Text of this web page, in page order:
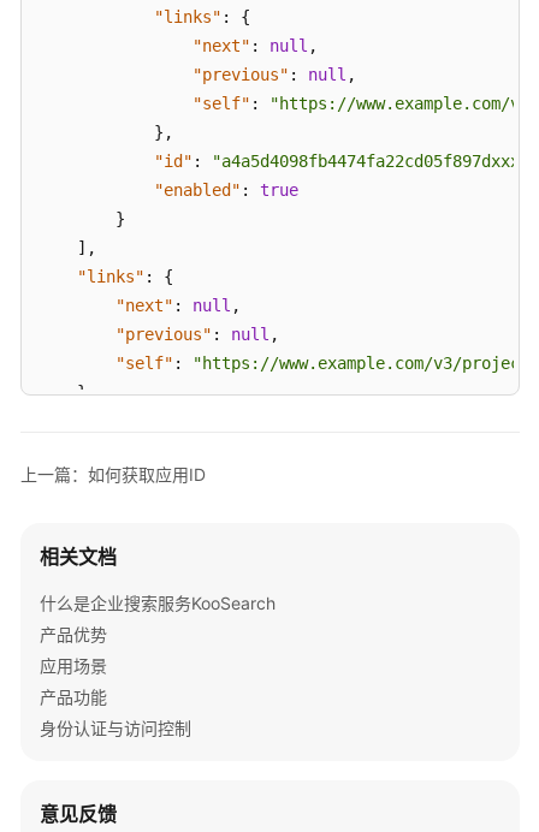
码
ID
取
目
ID
名
称
帮
"links" :
{
"next" : null ,
"previous" : null ,
"self" :
"https://www.example.com/
} ,
"id" :
"a4a5d4098fb4474fa22cd05f897dxxxx"
"enabled" :
true
}
] ,
"links" :
{
"next" : null ,
"previous" : null ,
"self" :
"https://www.example.com/v3/
}
上一篇：如何获取应用ID
相关文档
什么是企业搜索服务KooSearch
产品优势
应用场景
产品功能
身份认证与访问控制
意见反馈